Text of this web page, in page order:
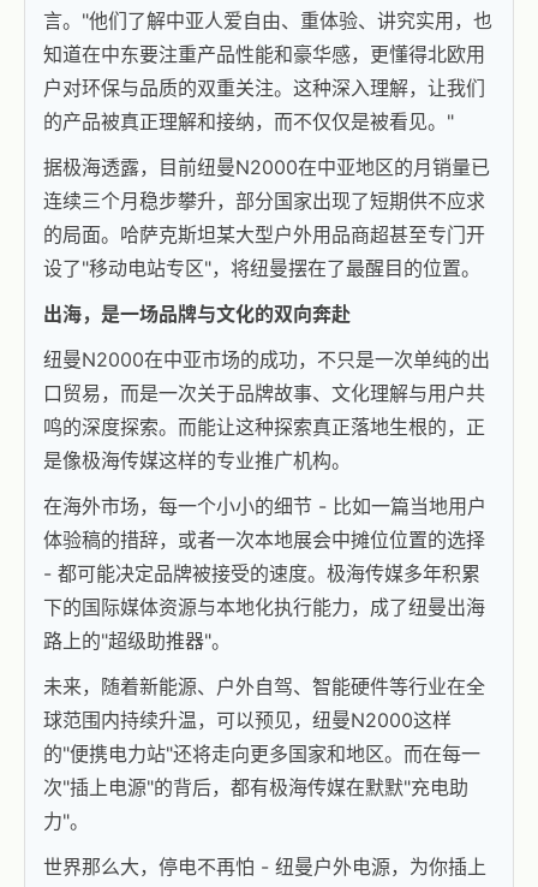
言。"他们了解中亚人爱自由、重体验、讲究实用，也
知道在中东要注重产品性能和豪华感，更懂得北欧用
户对环保与品质的双重关注。这种深入理解，让我们
的产品被真正理解和接纳，而不仅仅是被看见。"
据极海透露，目前纽曼N2000在中亚地区的月销量已
连续三个月稳步攀升，部分国家出现了短期供不应求
的局面。哈萨克斯坦某大型户外用品商超甚至专门开
设了"移动电站专区"，将纽曼摆在了最醒目的位置。
出海，是一场品牌与文化的双向奔赴
纽曼N2000在中亚市场的成功，不只是一次单纯的出
口贸易，而是一次关于品牌故事、文化理解与用户共
鸣的深度探索。而能让这种探索真正落地生根的，正
是像极海传媒这样的专业推广机构。
在海外市场，每一个小小的细节 - 比如一篇当地用户
体验稿的措辞，或者一次本地展会中摊位位置的选择
- 都可能决定品牌被接受的速度。极海传媒多年积累
下的国际媒体资源与本地化执行能力，成了纽曼出海
路上的"超级助推器"。
未来，随着新能源、户外自驾、智能硬件等行业在全
球范围内持续升温，可以预见，纽曼N2000这样
的"便携电力站"还将走向更多国家和地区。而在每一
次"插上电源"的背后，都有极海传媒在默默"充电助
力"。
世界那么大，停电不再怕 - 纽曼户外电源，为你插上